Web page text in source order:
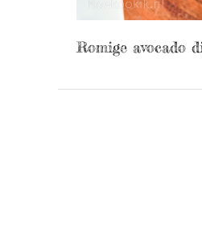
Romige avocado